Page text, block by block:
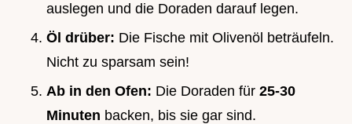
auslegen und die Doraden darauf legen.
Öl drüber: Die Fische mit Olivenöl beträufeln.
Nicht zu sparsam sein!
Ab in den Ofen: Die Doraden für 25-30
Minuten backen, bis sie gar sind.